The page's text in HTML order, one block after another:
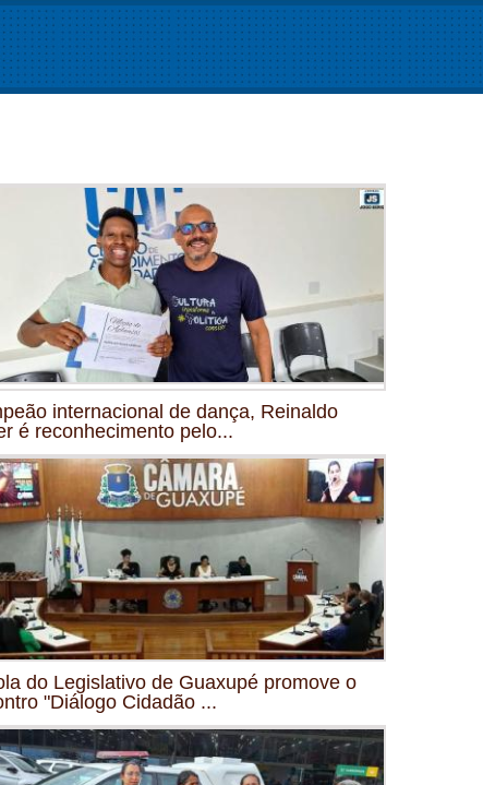
internacional de dança, Reinaldo
é reconhecimento pelo...
do Legislativo de Guaxupé promove o
"Diálogo Cidadão ...